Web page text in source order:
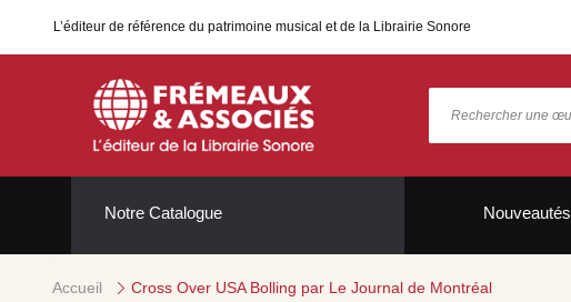
L’éditeur de référence du patrimoine musical et de la Librairie Sonore
Notre Catalogue Nouveautés
Accueil Cross Over USA Bolling par Le Journal de Montréal